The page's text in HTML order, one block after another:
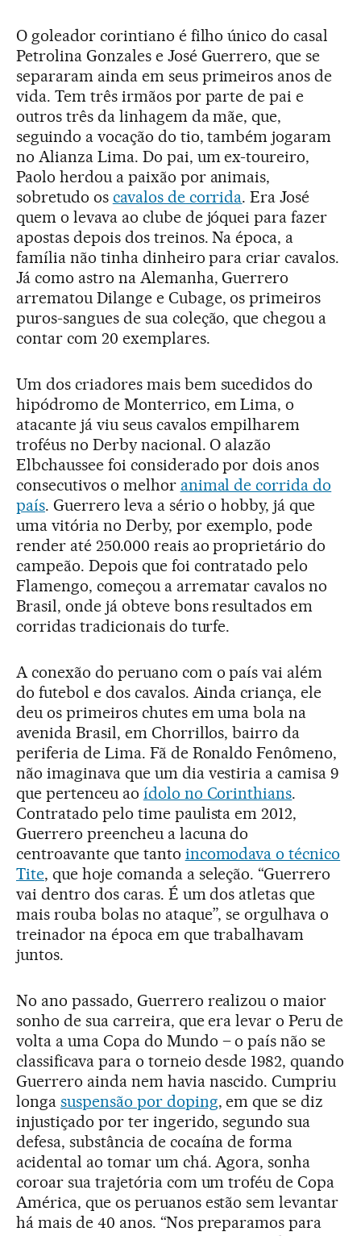
O goleador corintiano é filho único do casal
Petrolina Gonzales e José Guerrero, que se
separaram ainda em seus primeiros anos de
vida. Tem três irmãos por parte de pai e
outros três da linhagem da mãe, que,
seguindo a vocação do tio, também jogaram
no Alianza Lima. Do pai, um ex-toureiro,
Paolo herdou a paixão por animais,
sobretudo os cavalos de corrida. Era José
quem o levava ao clube de jóquei para fazer
apostas depois dos treinos. Na época, a
família não tinha dinheiro para criar cavalos.
Já como astro na Alemanha, Guerrero
arrematou Dilange e Cubage, os primeiros
puros-sangues de sua coleção, que chegou a
contar com 20 exemplares.
Um dos criadores mais bem sucedidos do
hipódromo de Monterrico, em Lima, o
atacante já viu seus cavalos empilharem
troféus no Derby nacional. O alazão
Elbchaussee foi considerado por dois anos
consecutivos o melhor animal de corrida do
país. Guerrero leva a sério o hobby, já que
uma vitória no Derby, por exemplo, pode
render até 250.000 reais ao proprietário do
campeão. Depois que foi contratado pelo
Flamengo, começou a arrematar cavalos no
Brasil, onde já obteve bons resultados em
corridas tradicionais do turfe.
A conexão do peruano com o país vai além
do futebol e dos cavalos. Ainda criança, ele
deu os primeiros chutes em uma bola na
avenida Brasil, em Chorrillos, bairro da
periferia de Lima. Fã de Ronaldo Fenômeno,
não imaginava que um dia vestiria a camisa 9
que pertenceu ao ídolo no Corinthians.
Contratado pelo time paulista em 2012,
Guerrero preencheu a lacuna do
centroavante que tanto incomodava o técnico
Tite, que hoje comanda a seleção. “Guerrero
vai dentro dos caras. É um dos atletas que
mais rouba bolas no ataque”, se orgulhava o
treinador na época em que trabalhavam
juntos.
No ano passado, Guerrero realizou o maior
sonho de sua carreira, que era levar o Peru de
volta a uma Copa do Mundo – o país não se
classificava para o torneio desde 1982, quando
Guerrero ainda nem havia nascido. Cumpriu
longa suspensão por doping, em que se diz
injustiçado por ter ingerido, segundo sua
defesa, substância de cocaína de forma
acidental ao tomar um chá. Agora, sonha
coroar sua trajetória com um troféu de Copa
América, que os peruanos estão sem levantar
há mais de 40 anos. “Nos preparamos para